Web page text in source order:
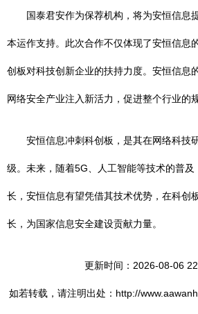
国泰君安作为保荐机构，将为安恒信息
本运作支持。此次合作不仅体现了安恒信息
创板对科技创新企业的扶持力度。安恒信息
网络安全产业注入新活力，促进整个行业的
安恒信息冲刺科创板，是其在网络科技
级。未来，随着5G、人工智能等技术的普
长，安恒信息有望凭借其技术优势，在科创
长，为国家信息安全建设贡献力量。
更新时间：2026-08-06
如若转载，请注明出处：http://